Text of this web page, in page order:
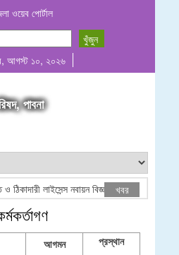
ওয়েব পোর্টাল
আগস্ট ১০, ২০২৬
পাবনা
লাইসেন্স নবায়ন বিজ্ঞপ্তি ২০২৬
খবর
আগমন
প্রস্থান